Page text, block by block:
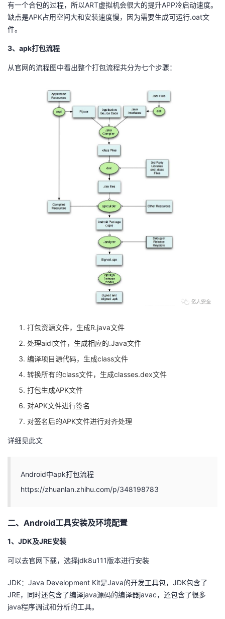
有一个合包的过程，所以ART虚拟机会很大的提升APP冷启动速度。
缺点是APK占用空间大和安装速度慢，因为需要生成可运行.oat文
件。
3、apk打包流程
从官网的流程图中看出整个打包流程共分为七个步骤：
打包资源文件，生成R.java文件
处理aidl文件，生成相应的.Java文件
编译项目源代码，生成class文件
转换所有的class文件，生成classes.dex文件
打包生成APK文件
对APK文件进行签名
对签名后的APK文件进行对齐处理
详细见此文
Android中apk打包流程
https://zhuanlan.zhihu.com/p/348198783
二、Android工具安装及环境配置
1、JDK及JRE安装
可以去官网下载，选择jdk8u111版本进行安装
JDK：Java Development Kit是Java的开发工具包，JDK包含了
JRE，同时还包含了编译java源码的编译器javac，还包含了很多
java程序调试和分析的工具。